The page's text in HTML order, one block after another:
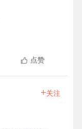
点赞
+关注